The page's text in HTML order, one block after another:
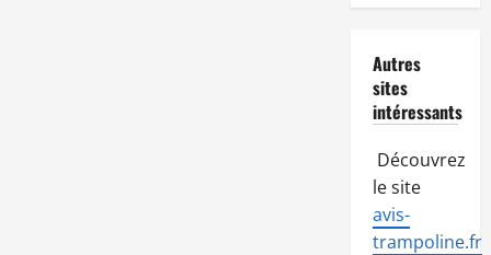
Autres
sites
intéressants
Découvrez
le site
avis-
trampoline.fr